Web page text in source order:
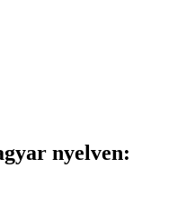
nyelven: